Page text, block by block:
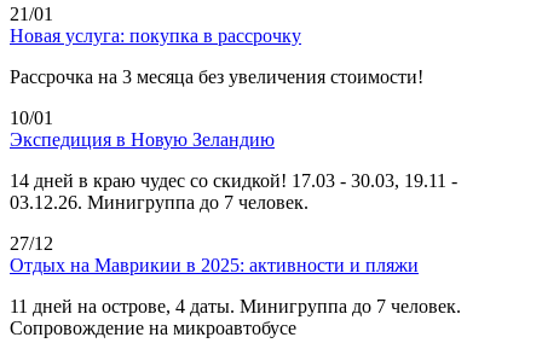
21/01
Новая услуга: покупка в рассрочку
Рассрочка на 3 месяца без увеличения стоимости!
10/01
Экспедиция в Новую Зеландию
14 дней в краю чудес со скидкой! 17.03 - 30.03, 19.11 -
03.12.26. Минигруппа до 7 человек.
27/12
Отдых на Маврикии в 2025: активности и пляжи
11 дней на острове, 4 даты. Минигруппа до 7 человек.
Сопровождение на микроавтобусе